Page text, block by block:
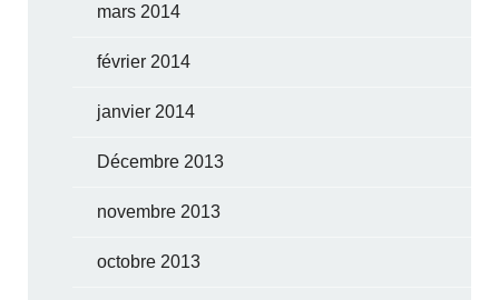
mars 2014
février 2014
janvier 2014
Décembre 2013
novembre 2013
octobre 2013